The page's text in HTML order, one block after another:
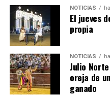
hace 3 días· Huelvatv
NOTICIAS
El jueves
propia
NOTICIAS
Julio
oreja de
ganado